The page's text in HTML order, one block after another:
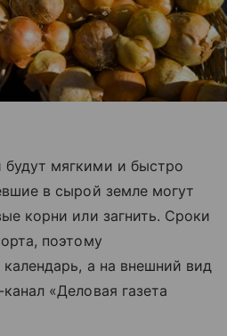
мягкими и быстро
в сырой земле могут
корни или загнить. Сроки
поэтому
а на внешний вид
«Деловая газета